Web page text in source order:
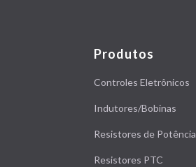
Produtos
Controles Eletrônicos
Indutores/Bobinas
Resistores de Potência
Resistores PTC